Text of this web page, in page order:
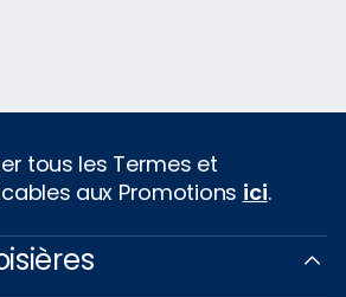
tous les Termes et
aux Promotions ici.